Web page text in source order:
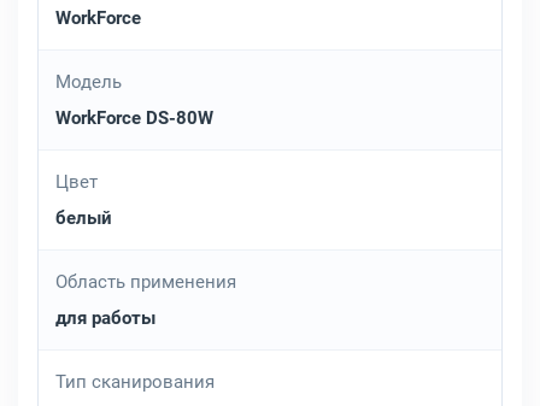
WorkForce
Модель
WorkForce DS-80W
Цвет
белый
Область применения
для работы
Тип сканирования